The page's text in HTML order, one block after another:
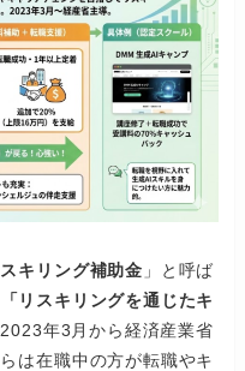
スキリング補助金 」と呼ば
「リスキリングを通じたキ
年3月から経済産業省
は在職中の方が転職やキ